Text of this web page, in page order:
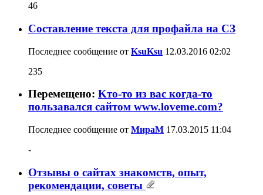
46
Составление текста для профайла на СЗ
Последнее сообщение от KsuKsu 12.03.2016 02:02
235
Перемещено: Kто-то из вас когда-то
пользавался сайтом www.loveme.com?
Последнее сообщение от МираМ 17.03.2015 11:04
-
Отзывы о сайтах знакомств, опыт,
рекомендации, советы